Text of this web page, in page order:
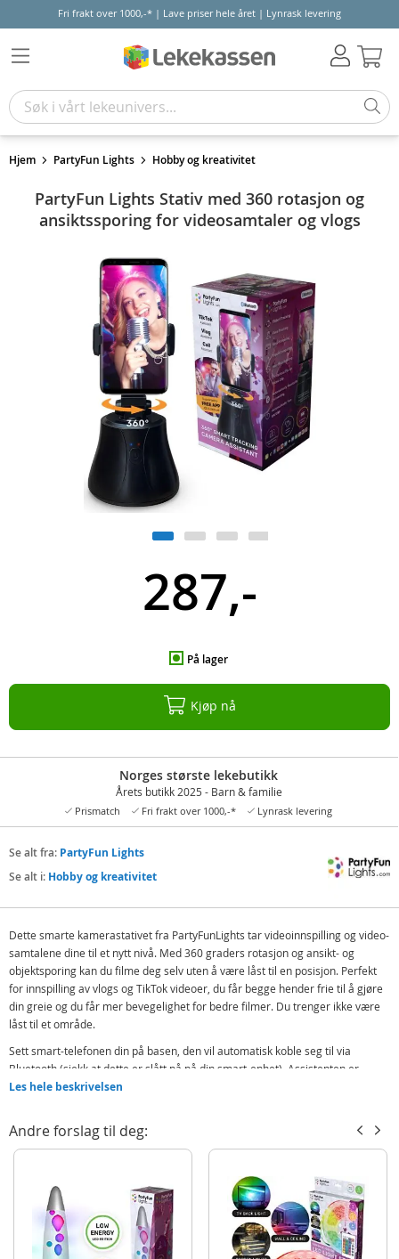
Fri frakt over 1000,-* | Lave priser hele året | Lynrask levering
Hjem PartyFun Lights Hobby og kreativitet
PartyFun Lights Stativ med 360 rotasjon og
ansiktssporing for videosamtaler og vlogs
287,-
På lager
Kjøp nå
Norges største lekebutikk
Årets butikk 2025 - Barn & familie
Prismatch Fri frakt over 1000,-* Lynrask levering
Se alt fra: PartyFun Lights
Se alt i: Hobby og kreativitet
Dette smarte kamerastativet fra PartyFunLights tar videoinnspilling og video-
samtalene dine til et nytt nivå. Med 360 graders rotasjon og ansikt- og
objektsporing kan du filme deg selv uten å være låst til en posisjon. Perfekt
for innspilling av vlogs og TikTok videoer, du får begge hender frie til å gjøre
din greie og du får mer bevegelighet for bedre filmer. Du trenger ikke være
låst til et område.
Sett smart-telefonen din på basen, den vil automatisk koble seg til via
Bluetooth (sjekk at dette er slått på på din smart-enhet). Assistenten er
kompatibel for live-filming på flere sosiale apper som Snapchat, Instagram,
PartyFun Lights smart-kamera assistent med automatisk Bluetooth-
Operasjonstid: 60 timer
Med ansikt- og objektsporing og smart-shooting
Automatisk ON/OFF
Les hele beskrivelsen
Andre forslag til deg: